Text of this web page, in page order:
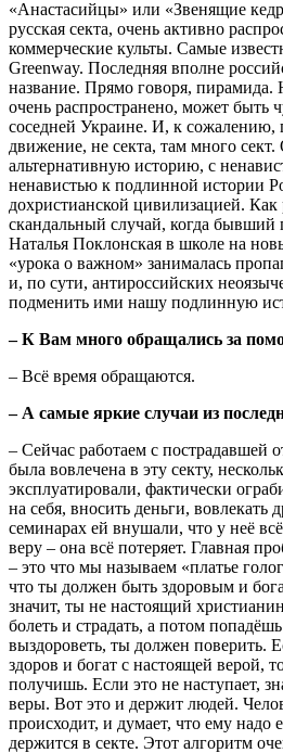
«Анастасийцы» или «Звенящие
русская секта, очень активно
коммерческие культы. Самые
Greenway. Последняя вполне
название. Прямо говоря, пирамида.
очень распространено, может быть
соседней Украине. И, к сожалению,
движение, не секта, там много
альтернативную историю, с
ненавистью к подлинной истории
дохристианской цивилизацией. Как
скандальный случай, когда
Наталья Поклонская в школе на
«урока о важном» занималась
и, по сути, антироссийских
подменить ими нашу подлинную
– К Вам много обращались за
– Всё время обращаются.
– А самые яркие случаи из
– Сейчас работаем с пострадавшей
была вовлечена в эту секту,
эксплуатировали, фактически
на себя, вносить деньги,
семинарах ей внушали, что у неё
веру – она всё потеряет. Главная
– это что мы называем «платье
что ты должен быть здоровым и
значит, ты не настоящий
болеть и страдать, а потом
выздороветь, ты должен поверить.
здоров и богат с настоящей верой,
получишь. Если это не наступает,
веры. Вот это и держит людей.
происходит, и думает, что ему надо
держится в секте. Этот алгоритм